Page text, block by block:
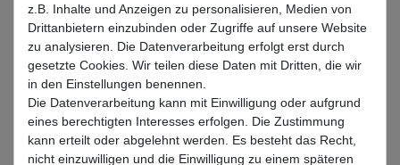
Nur noch 1 Stück verfügbar
In den Warenkorb
Wunschliste
z.B. Inhalte und Anzeigen zu personalisieren, Medien von
Drittanbietern einzubinden oder Zugriffe auf unsere Website
zu analysieren. Die Datenverarbeitung erfolgt erst durch
gesetzte Cookies. Wir teilen diese Daten mit Dritten, die wir
in den Einstellungen benennen.
Die Datenverarbeitung kann mit Einwilligung oder aufgrund
eines berechtigten Interesses erfolgen. Die Zustimmung
kann erteilt oder abgelehnt werden. Es besteht das Recht,
nicht einzuwilligen und die Einwilligung zu einem späteren